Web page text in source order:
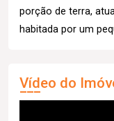
porção de terra,
habitada por um
Vídeo do